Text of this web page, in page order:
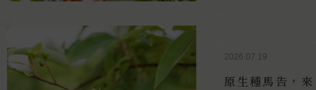
2026.07.19
原生種馬告，